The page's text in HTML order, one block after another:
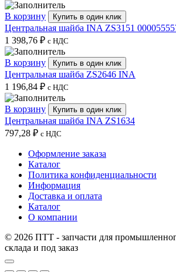
В корзину Купить в один клик
Центральная шайба INA ZS3151
1 398,76 ₽ с НДС
В корзину Купить в один клик
Центральная шайба ZS2646 INA
1 196,84 ₽ с НДС
В корзину Купить в один клик
Центральная шайба INA ZS1634
797,28 ₽ с НДС
Оформление заказа
Каталог
Политика конфиденциальности
Информация
Доставка и оплата
Каталог
О компании
© 2026 ПТТ - запчасти для
склада и под заказ